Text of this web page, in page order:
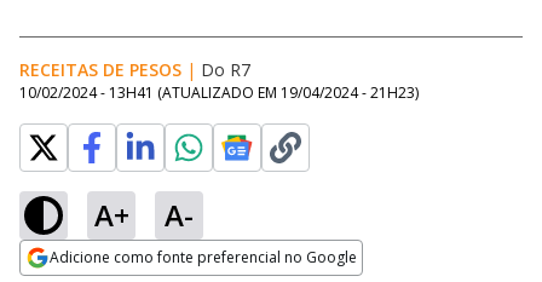
RECEITAS DE PESOS | Do R7
10/02/2024 - 13H41 (ATUALIZADO EM 19/04/2024 - 21H23)
A+ A-
Adicione como fonte preferencial no Google